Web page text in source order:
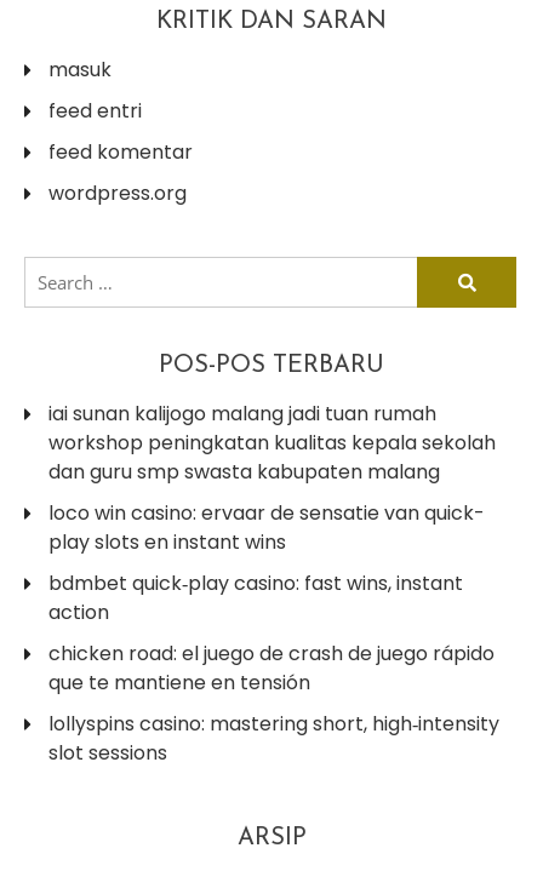
KRITIK DAN SARAN
masuk
feed entri
feed komentar
wordpress.org
search
for:
POS-POS TERBARU
iai sunan kalijogo malang jadi tuan rumah
workshop peningkatan kualitas kepala sekolah
dan guru smp swasta kabupaten malang
loco win casino: ervaar de sensatie van quick-
play slots en instant wins
bdmbet quick‑play casino: fast wins, instant
action
chicken road: el juego de crash de juego rápido
que te mantiene en tensión
lollyspins casino: mastering short, high‑intensity
slot sessions
ARSIP